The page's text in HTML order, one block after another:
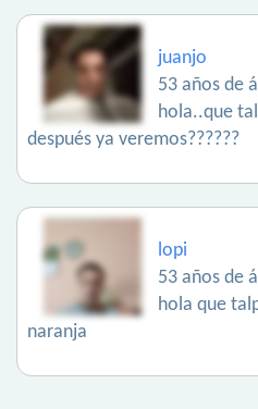
juanjo
53 años de
hola..que
después ya veremos??????
lopi
53 años de
hola que
naranja